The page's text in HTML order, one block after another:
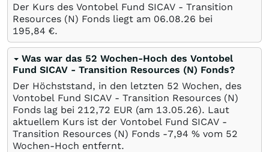
Der Kurs des Vontobel Fund SICAV - Transition
Resources (N) Fonds liegt am 06.08.26 bei
195,84 €.
Was war das 52 Wochen-Hoch des Vontobel
Fund SICAV - Transition Resources (N) Fonds?
Der Höchststand, in den letzten 52 Wochen, des
Vontobel Fund SICAV - Transition Resources (N)
Fonds lag bei 212,72 EUR (am 13.05.26). Laut
aktuellem Kurs ist der Vontobel Fund SICAV -
Transition Resources (N) Fonds -7,94 % vom 52
Wochen-Hoch entfernt.